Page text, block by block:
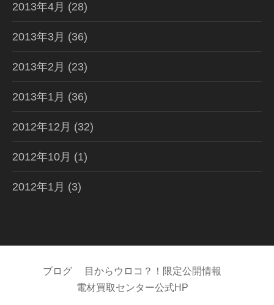
2013年4月 (28)
2013年3月 (36)
2013年2月 (23)
2013年1月 (36)
2012年12月 (32)
2012年10月 (1)
2012年1月 (3)
ブログ
目からウロコ？！限定公開情報
電材買取センター公式HP